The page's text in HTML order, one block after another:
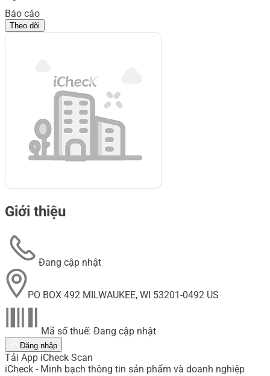
Báo cáo
Theo dõi
Giới thiệu
Đang cập nhật
PO BOX 492 MILWAUKEE, WI 53201-0492 US
Mã số thuế: Đang cập nhật
Đăng nhập
Tải App iCheck Scan
iCheck - Minh bạch thông tin sản phẩm và doanh nghiệp